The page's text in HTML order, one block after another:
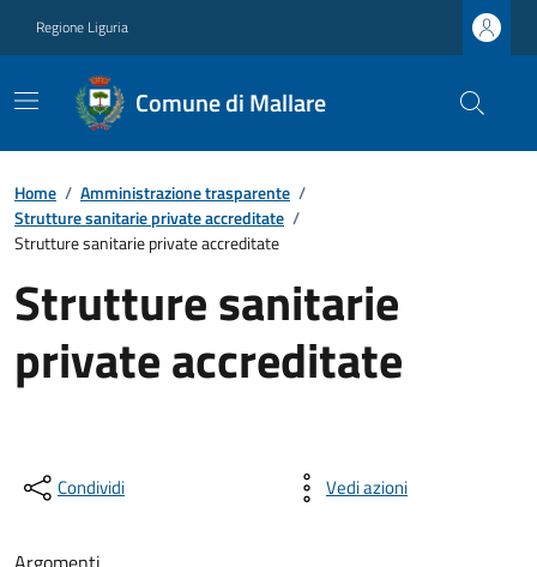
Regione Liguria
Comune di Mallare
Home / Amministrazione trasparente /
Strutture sanitarie private accreditate /
Strutture sanitarie private accreditate
Strutture sanitarie
private accreditate
Condividi Vedi azioni